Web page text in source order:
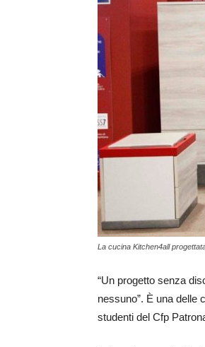
La cucina Kitchen4all
“Un progetto senza
nessuno”. È una delle
studenti del Cfp